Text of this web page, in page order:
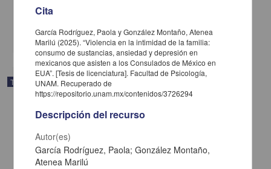
Ciencias Sociales y Económicas,Medicina y Ciencias de la Salud
Trabajo de grado
Cita
García Rodríguez, Paola y González Montaño, Atenea
Marilú (2025). “Violencia en la intimidad de la familia:
consumo de sustancias, ansiedad y depresión en
mexicanos que asisten a los Consulados de México en
EUA”. [Tesis de licenciatura]. Facultad de Psicología,
UNAM. Recuperado de
https://repositorio.unam.mx/contenidos/3726294
Descripción del recurso
Autor(es)
García Rodríguez, Paola; González Montaño,
Atenea Marilú